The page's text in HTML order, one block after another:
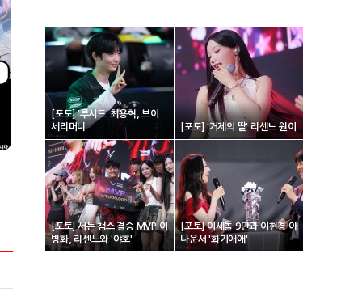
[포토] '루시드' 최용혁, 브이
세리머니
[포토] '거제의 딸' 리센느 원이
[포토] 서든 챔스 결승 MVP 이
병화, 리센느와 '야호'
[포토] 이세돌 9단과 이현경 아
나운서 '화기애애'